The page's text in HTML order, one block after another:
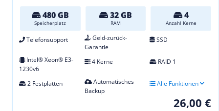
480 GB
Speicherplatz
32 GB
RAM
4
Anzahl Kerne
Telefonsupport
Geld-zurück-
Garantie
SSD
Intel® Xeon® E3-
1230v6
4 Kerne RAID 1
2 Festplatten
Automatisches
Backup
Alle Funktionen
26,00 €